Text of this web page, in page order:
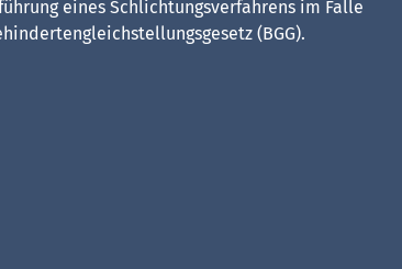
eines Schlichtungsverfahrens im Falle
(BGG).